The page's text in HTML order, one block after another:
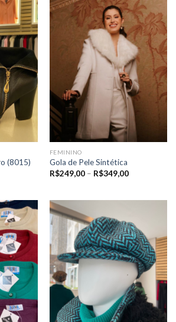
(8015)
FEMININO
Gola de Pele Sintética
R$249,00 – R$349,00Price